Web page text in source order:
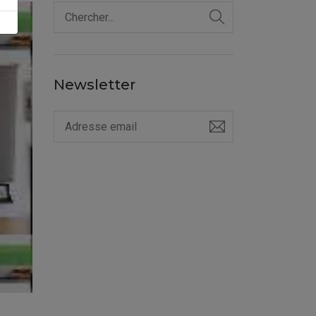
Newsletter